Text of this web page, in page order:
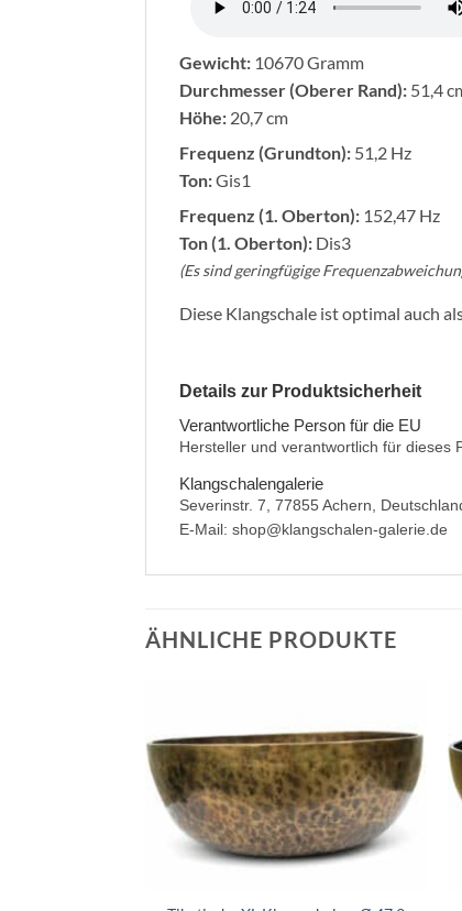
Gewicht: 10670 Gramm
Durchmesser (Oberer Rand): 51,4
Höhe: 20,7 cm
Frequenz (Grundton): 51,2 Hz
Ton:Gis1
Frequenz (1. Oberton): 152,47 Hz
Ton (1. Oberton): Dis3
(Es sind geringfügige
Diese Klangschale ist optimal auch
Details zur Produktsicherheit
Verantwortliche Person für die EU
Hersteller und verantwortlich für dieses
Klangschalengalerie
Severinstr. 7, 77855 Achern,
E-Mail: shop@klangschalen-galerie.de
ÄHNLICHE PRODUKTE